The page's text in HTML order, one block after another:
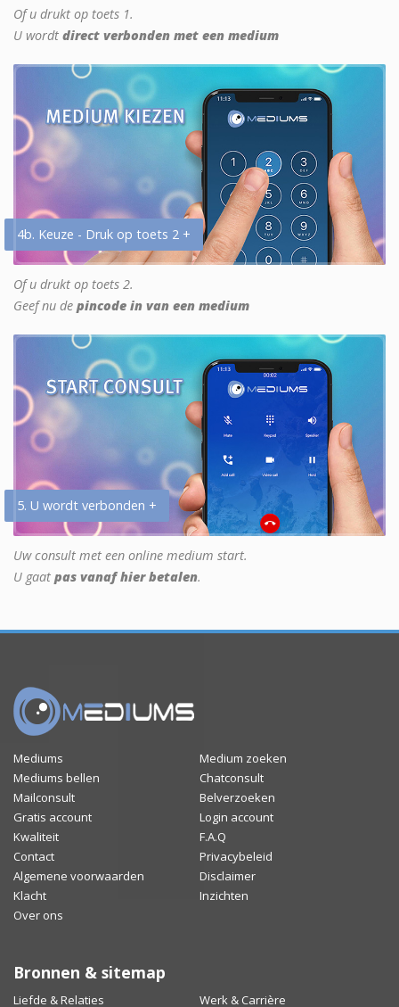
Of u drukt op toets 1.
U wordt direct verbonden met een medium
4b. Keuze - Druk op toets 2 +
Of u drukt op toets 2.
Geef nu de pincode in van een medium
5. U wordt verbonden +
Uw consult met een online medium start.
U gaat pas vanaf hier betalen.
Mediums
Medium zoeken
Mediums bellen
Chatconsult
Mailconsult
Belverzoeken
Gratis account
Login account
Kwaliteit
F.A.Q
Contact
Privacybeleid
Algemene voorwaarden
Disclaimer
Klacht
Inzichten
Over ons
Bronnen & sitemap
Liefde & Relaties Werk & Carrière